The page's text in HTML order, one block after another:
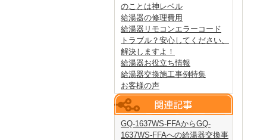
のことは神レベル
給湯器の修理費用
給湯器リモコンエラーコード
トラブル？安心してください、
解決しますよ！
給湯器お役立ち情報
給湯器交換施工事例特集
お客様の声
GQ-1637WS-FFAからGQ-
1637WS-FFAへの給湯器交換事